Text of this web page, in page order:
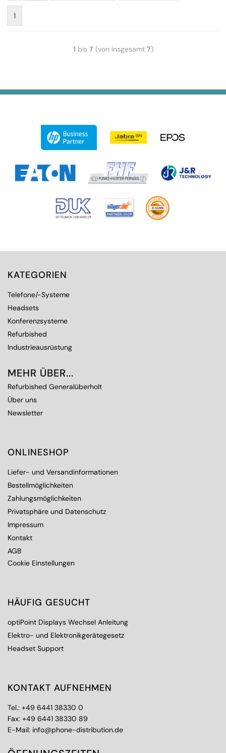
1
1 bis 7 (von insgesamt 7)
KATEGORIEN
Telefone/-Systeme
Headsets
Konferenzsysteme
Refurbished
Industrieausrüstung
MEHR ÜBER...
Refurbished Generalüberholt
Über uns
Newsletter
ONLINESHOP
Liefer- und Versandinformationen
Bestellmöglichkeiten
Zahlungsmöglichkeiten
Privatsphäre und Datenschutz
Impressum
Kontakt
AGB
Cookie Einstellungen
HÄUFIG GESUCHT
optiPoint Displays Wechsel Anleitung
Elektro- und Elektronikgerätegesetz
Headset Support
KONTAKT AUFNEHMEN
Tel.: +49 6441 38330 0
Fax: +49 6441 38330 89
E-Mail: info@phone-distribution.de